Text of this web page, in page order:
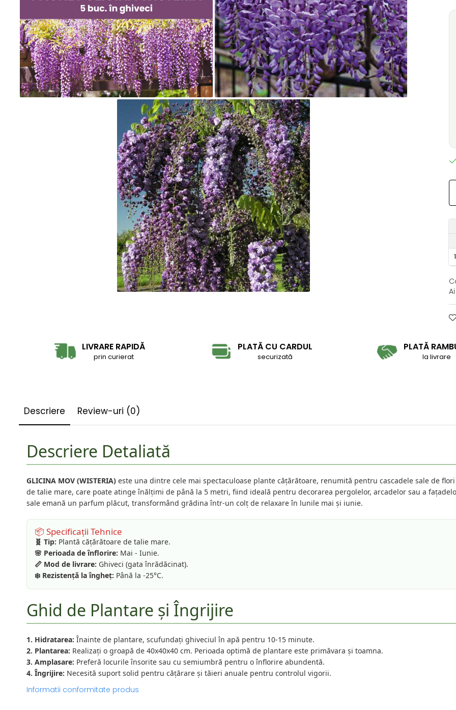
Corn
Smochin
Kaki
Mosmon
Migdal
Cires
LIVRARE RAPIDĂ
prin curierat
PLATĂ CU CARDUL
securizată
PLATĂ
la livrare
Descriere Review-uri (0)
Descriere Detaliată
GLICINA MOV (WISTERIA) este una dintre cele mai spectaculoase plante cățărătoare, renumită pentru cascadele sale de
de talie mare, care poate atinge înălțimi de până la 5 metri, fiind ideală pentru decorarea pergolelor, arcadelor sau a
sale emană un parfum plăcut, transformând grădina într-un colț de relaxare în lunile mai și iunie.
📦 Specificații Tehnice
🧬 Tip: Plantă cățărătoare de talie mare.
🌸 Perioada de înflorire: Mai - Iunie.
📏 Mod de livrare: Ghiveci (gata înrădăcinat).
❄️ Rezistență la îngheț: Până la -25°C.
Ghid de Plantare și Îngrijire
1. Hidratarea: Înainte de plantare, scufundați ghiveciul în apă pentru 10-15 minute.
2. Plantarea: Realizați o groapă de 40x40x40 cm. Perioada optimă de plantare este primăvara și toamna.
3. Amplasare: Preferă locurile însorite sau cu semiumbră pentru o înflorire abundentă.
4. Îngrijire: Necesită suport solid pentru cățărare și tăieri anuale pentru controlul vigorii.
Informatii conformitate produs